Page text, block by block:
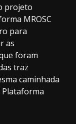
projeto
MROSC
para
as
foram
traz
caminhada
Plataforma